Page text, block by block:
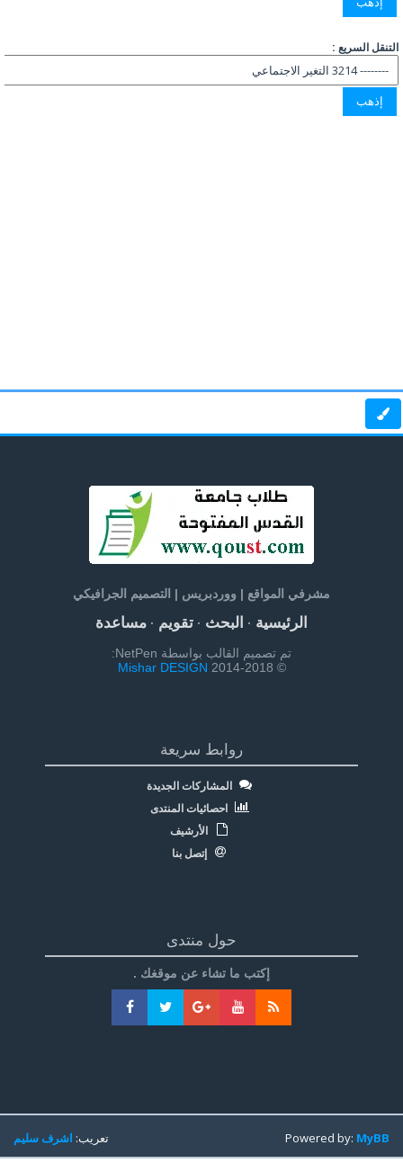
التنقل السريع :
مشرفي المواقع | ووردبريس | التصميم الجرافيكي
الرئيسية· البحث· تقويم· مساعدة
تم تصميم القالب بواسطة NetPen:
© 2014-2018
Mishar DESIGN
روابط سريعة
المشاركات الجديدة
احصائيات المنتدى
الأرشيف
إتصل بنا
حول منتدى
إكتب ما تشاء عن موقغك .
تعريب:اشرف سليم Powered by:MyBB